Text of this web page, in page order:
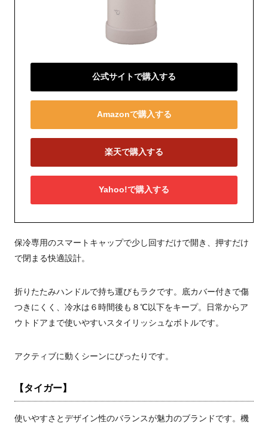
公式サイトで購入する
Amazonで購入する
楽天で購入する
Yahoo!で購入する
保冷専用のスマートキャップで少し回すだけで開き、押すだけ
で閉まる快適設計。
折りたたみハンドルで持ち運びもラクです。底カバー付きで傷
つきにくく、冷水は６時間後も８℃以下をキープ。日常からア
ウトドアまで使いやすいスタイリッシュなボトルです。
アクティブに動くシーンにぴったりです。
【タイガー】
使いやすさとデザイン性のバランスが魅力のブランドです。機